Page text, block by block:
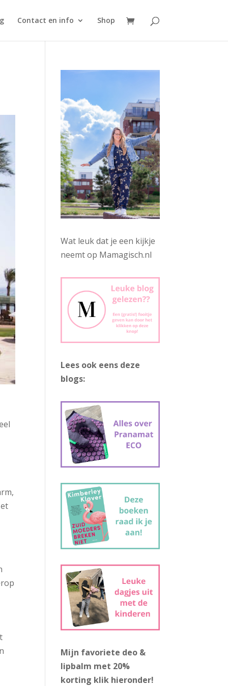
Contact en info Shop
Wat leuk dat je een kijkje
neemt op Mamagisch.nl
Lees ook eens deze
blogs:
Mijn favoriete deo &
lipbalm met 20%
korting klik hieronder!